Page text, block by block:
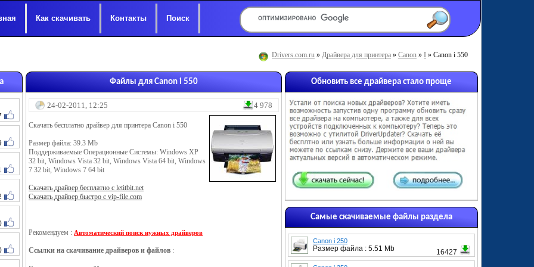
Как скачивать Контакты Поиск
Drivers.com.ru » Драйвера для принтера » Canon » I » Canon i 550
Обновить все драйвера стало проще
Самые скачиваемые файлы раздела
Canon i 250
Размер файла : 5.51 Mb 16427
Файлы для Canon i 550
24-02-2011, 12:25 4 978
Скачать бесплатно драйвер для принтера Canon i 550
Размер файла: 39.3 Mb
Поддерживаемые Операционные Системы: Windows XP
32 bit, Windows Vista 32 bit, Windows Vista 64 bit, Windows
7 32 bit, Windows 7 64 bit
Скачать драйвер бесплатно с letitbit.net
Скачать драйвер быстро с vip-file.com
Рекомендуем : Автоматический поиск нужных драйверов
Ссылки на скачивание драйверов и файлов :